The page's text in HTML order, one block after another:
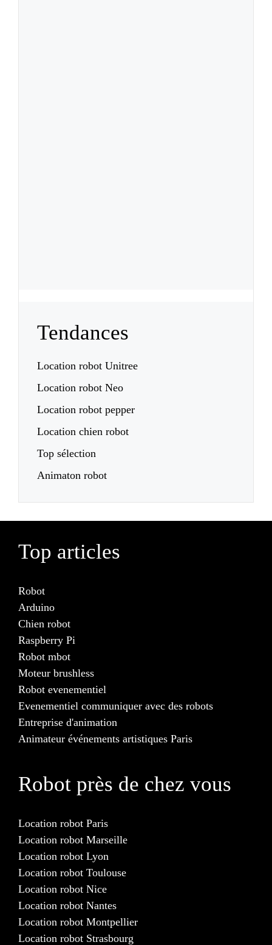
Tendances
Location robot Unitree
Location robot Neo
Location robot pepper
Location chien robot
Top sélection
Animaton robot
Top articles
Robot
Arduino
Chien robot
Raspberry Pi
Robot mbot
Moteur brushless
Robot evenementiel
Evenementiel communiquer avec des robots
Entreprise d'animation
Animateur événements artistiques Paris
Robot près de chez vous
Location robot Paris
Location robot Marseille
Location robot Lyon
Location robot Toulouse
Location robot Nice
Location robot Nantes
Location robot Montpellier
Location robot Strasbourg